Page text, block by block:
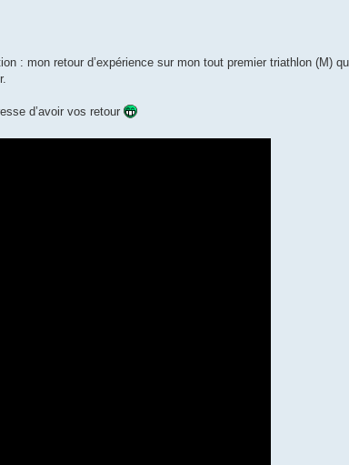
: mon retour d’expérience sur mon tout premier triathlon (M)
d’avoir vos retour